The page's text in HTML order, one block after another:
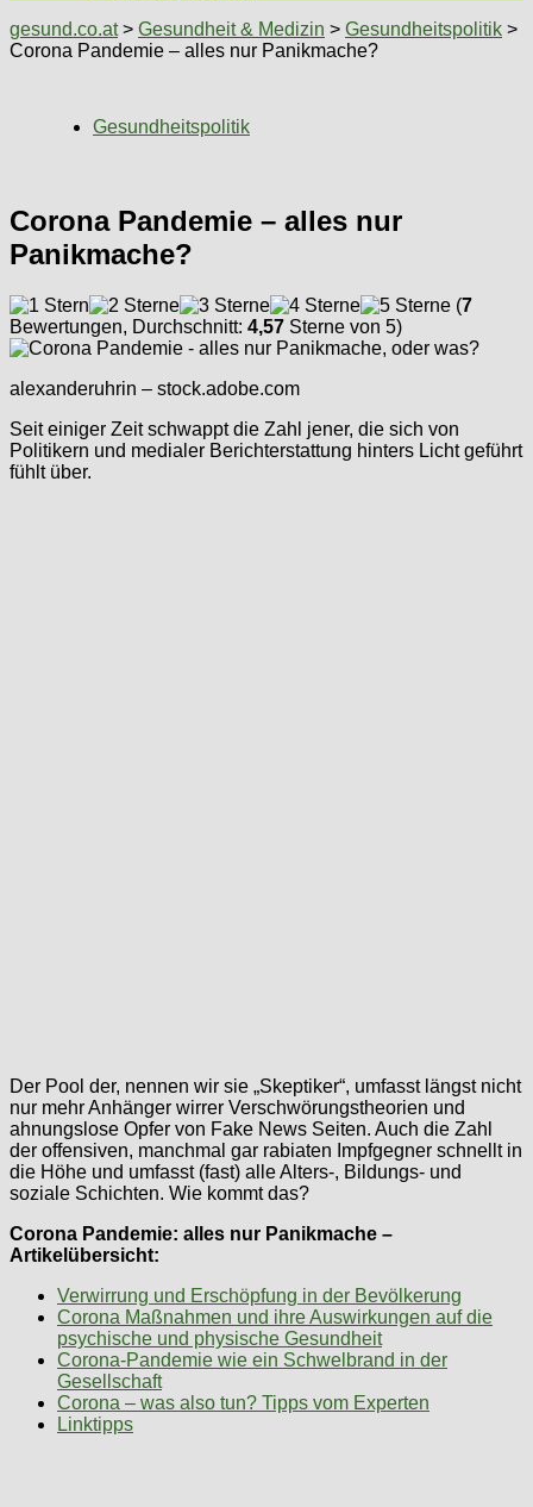
gesund.co.at> Gesundheit & Medizin > Gesundheitspolitik >
Corona Pandemie – alles nur Panikmache?
Gesundheitspolitik
Corona Pandemie – alles nur
Panikmache?
(7
Bewertungen, Durchschnitt: 4,57 Sterne von 5)
alexanderuhrin – stock.adobe.com
Seit einiger Zeit schwappt die Zahl jener, die sich von
Politikern und medialer Berichterstattung hinters Licht geführt
fühlt über.
Der Pool der, nennen wir sie „Skeptiker“, umfasst längst nicht
nur mehr Anhänger wirrer Verschwörungstheorien und
ahnungslose Opfer von Fake News Seiten. Auch die Zahl
der offensiven, manchmal gar rabiaten Impfgegner schnellt in
die Höhe und umfasst (fast) alle Alters-, Bildungs- und
soziale Schichten. Wie kommt das?
Corona Pandemie: alles nur Panikmache –
Artikelübersicht:
Verwirrung und Erschöpfung in der Bevölkerung
Corona Maßnahmen und ihre Auswirkungen auf die
psychische und physische Gesundheit
Corona-Pandemie wie ein Schwelbrand in der
Gesellschaft
Corona – was also tun? Tipps vom Experten
Linktipps